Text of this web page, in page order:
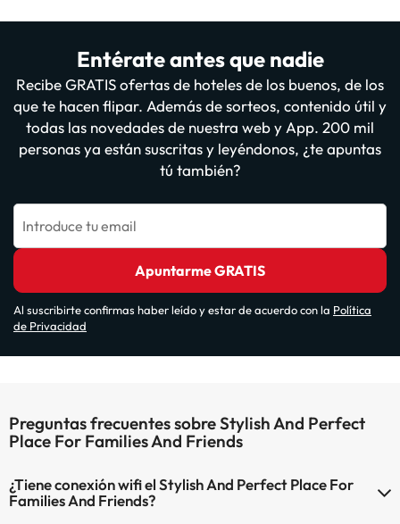
Entérate antes que nadie
Recibe GRATIS ofertas de hoteles de los buenos, de los
que te hacen flipar. Además de sorteos, contenido útil y
todas las novedades de nuestra web y App. 200 mil
personas ya están suscritas y leyéndonos, ¿te apuntas
tú también?
Introduce tu email
Apuntarme GRATIS
Al suscribirte confirmas haber leído y estar de acuerdo con la Política
de Privacidad
Preguntas frecuentes sobre Stylish And Perfect
Place For Families And Friends
¿Tiene conexión wifi el Stylish And Perfect Place For
Families And Friends?